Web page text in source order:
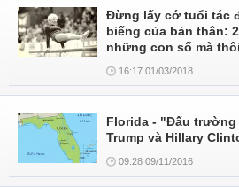
Đừng lấy cớ tuổi tác
biếng của bản thân:
những con số mà thôi
16:17 01/03/2018
Florida - "Đấu
Trump và Hillary
09:28 09/11/2016